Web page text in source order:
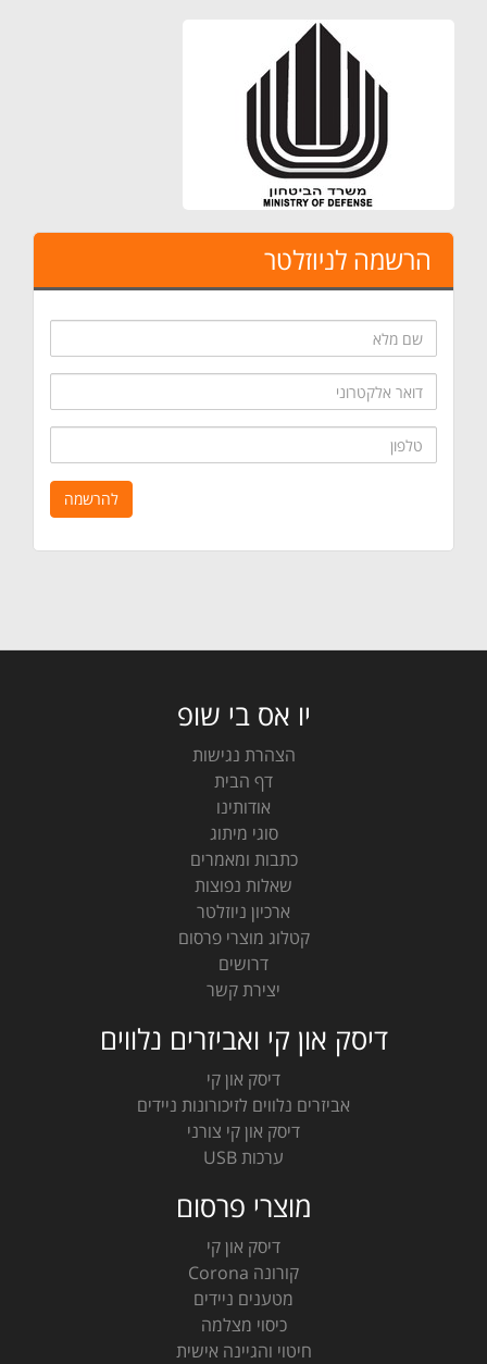
הרשמה לניוזלטר
שם
מלא
דואר
אלקטרוני
טלפון
להרשמה
יו אס בי שופ
הצהרת נגישות
דף הבית
אודותינו
סוגי מיתוג
כתבות ומאמרים
שאלות נפוצות
ארכיון ניוזלטר
קטלוג מוצרי פרסום
דרושים
יצירת קשר
דיסק און קי ואביזרים נלווים
דיסק און קי
אביזרים נלווים לזיכורונות ניידים
דיסק און קי צורני
ערכות USB
מוצרי פרסום
דיסק און קי
קורונה Corona
מטענים ניידים
כיסוי מצלמה
חיטוי והגיינה אישית